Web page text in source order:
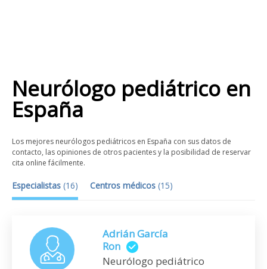
Neurólogo pediátrico en
España
Los mejores neurólogos pediátricos en España con sus datos de
contacto, las opiniones de otros pacientes y la posibilidad de reservar
cita online fácilmente.
Especialistas (16) Centros médicos (15)
Adrián García
Ron
Neurólogo pediátrico